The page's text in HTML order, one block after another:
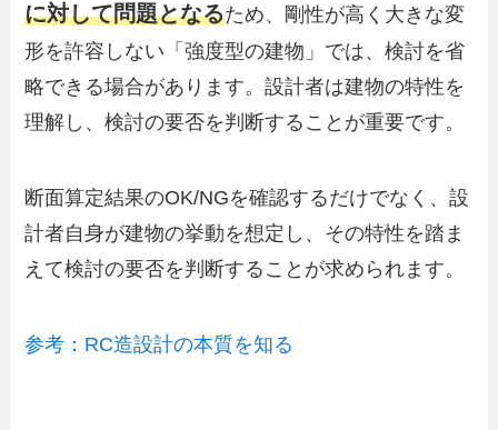
に対して問題となるため、剛性が高く大きな変
形を許容しない「強度型の建物」では、検討を省
略できる場合があります。設計者は建物の特性を
理解し、検討の要否を判断することが重要です。
断面算定結果のOK/NGを確認するだけでなく、設
計者自身が建物の挙動を想定し、その特性を踏ま
えて検討の要否を判断することが求められます。
参考：RC造設計の本質を知る